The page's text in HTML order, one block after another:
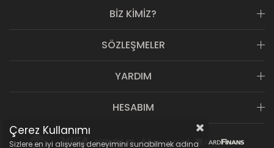
BİZ KİMİZ?
SÖZLEŞMELER
YARDIM
HESABIM
Çerez Kullanımı
Sizlere en iyi alışveriş deneyimini sunabilmek adına